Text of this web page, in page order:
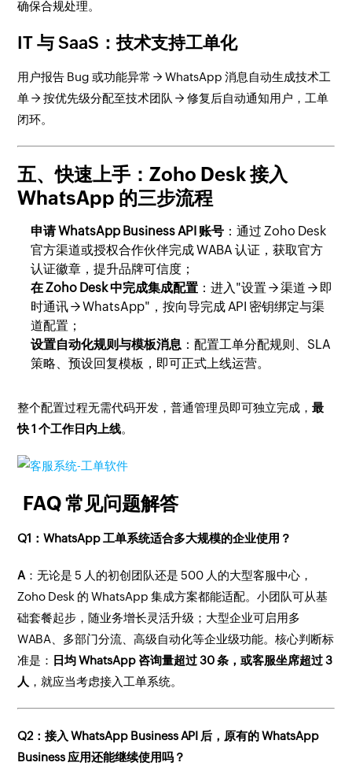
确保合规处理。
IT 与 SaaS：技术支持工单化
用户报告 Bug 或功能异常 → WhatsApp 消息自动生成技术工
单 → 按优先级分配至技术团队 → 修复后自动通知用户，工单
闭环。
五、快速上手：Zoho Desk 接入
WhatsApp 的三步流程
申请 WhatsApp Business API 账号 ：通过 Zoho Desk
官方渠道或授权合作伙伴完成 WABA 认证，获取官方
认证徽章，提升品牌可信度；
在 Zoho Desk 中完成集成配置 ：进入"设置 → 渠道 → 即
时通讯 → WhatsApp"，按向导完成 API 密钥绑定与渠
道配置；
设置自动化规则与模板消息 ：配置工单分配规则、SLA
策略、预设回复模板，即可正式上线运营。
整个配置过程无需代码开发，普通管理员即可独立完成，最
快 1 个工作日内上线。
FAQ 常见问题解答
Q1：WhatsApp 工单系统适合多大规模的企业使用？
A ：无论是 5 人的初创团队还是 500 人的大型客服中心，
Zoho Desk 的 WhatsApp 集成方案都能适配。小团队可从基
础套餐起步，随业务增长灵活升级；大型企业可启用多
WABA、多部门分流、高级自动化等企业级功能。核心判断标
准是： 日均 WhatsApp 咨询量超过 30 条，或客服坐席超过 3
人 ，就应当考虑接入工单系统。
Q2：接入 WhatsApp Business API 后，原有的 WhatsApp
Business 应用还能继续使用吗？